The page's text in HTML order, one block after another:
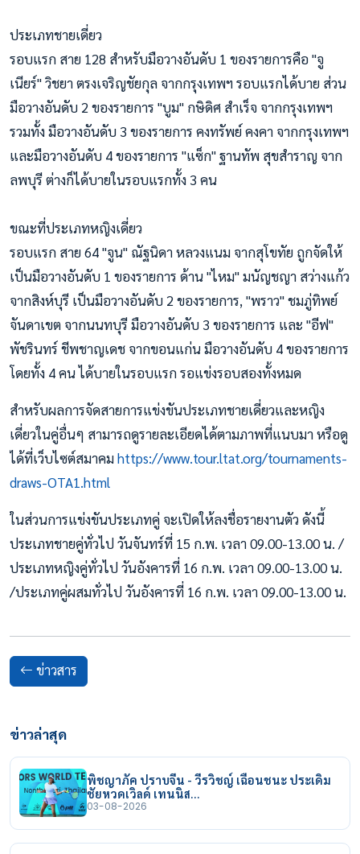
ประเภทชายเดี่ยว
รอบแรก สาย 128 สำหรับมือวางอันดับ 1 ของรายการคือ "จู
เนียร์" วิชยา ตรงเจริญชัยกุล จากกรุงเทพฯ รอบแรกได้บาย ส่วน
มือวางอันดับ 2 ของรายการ "บูม" กษิดิศ สำเร็จ จากกรุงเทพฯ
รวมทั้ง มือวางอันดับ 3 ของรายการ คงทรัพย์ คงคา จากกรุงเทพฯ
และมือวางอันดับ 4 ของรายการ "แซ็ก" ฐานทัพ สุขสำราญ จาก
ลพบุรี ต่างก็ได้บายในรอบแรกทั้ง 3 คน
ขณะที่ประเภทหญิงเดี่ยว
รอบแรก สาย 64 "จูน" ณัฐนิดา หลวงแนม จากสุโขทัย ถูกจัดให้
เป็นมือวางอันดับ 1 ของรายการ ด้าน "ไหม" มนัญชญา สว่างแก้ว
จากสิงห์บุรี เป็นมือวางอันดับ 2 ของรายการ, "พราว" ชมภู่ทิพย์
จันดาเขต จากนนทบุรี มือวางอันดับ 3 ของรายการ และ "อีฟ"
พัชรินทร์ ชีพชาญเดช จากขอนแก่น มือวางอันดับ 4 ของรายการ
โดยทั้ง 4 คน ได้บายในรอบแรก รอแข่งรอบสองทั้งหมด
สำหรับผลการจัดสายการแข่งขันประเภทชายเดี่ยวและหญิง
เดี่ยวในคู่อื่นๆ สามารถดูรายละเอียดได้ตามภาพที่แนบมา หรือดู
ได้ที่เว็บไซต์สมาคมhttps://www.tour.ltat.org/tournaments-
draws-OTA1.html
ในส่วนการแข่งขันประเภทคู่ จะเปิดให้ลงชื่อรายงานตัว ดังนี้
ประเภทชายคู่ทั่วไป วันจันทร์ที่ 15 ก.พ. เวลา 09.00-13.00 น. /
ประเภทหญิงคู่ทั่วไป วันอังคารที่ 16 ก.พ. เวลา 09.00-13.00 น.
/ประเภทคู่ผสมทั่วไป วันอังคารที่ 16 ก.พ. เวลา 09.00-13.00 น.
ข่าวสาร
ข่าวล่าสุด
พิชญาภัค ปราบจีน - วีรวิชญ์ เฉือนชนะ ประเดิม
ชัยหวดเวิลด์ เทนนิส…
03-08-2026